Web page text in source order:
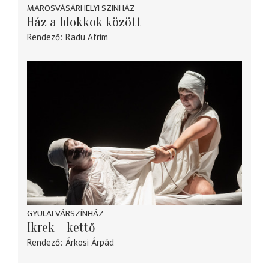
MAROSVÁSÁRHELYI SZINHÁZ
Ház a blokkok között
Rendező Radu Afrim
GYULAI VÁRSZÍNHÁZ
Ikrek – kettő
Rendező Árkosi Árpád